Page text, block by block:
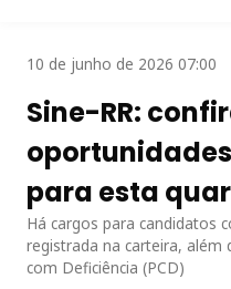
10 de junho de 2026 07:00
Sine-RR:
para esta
Há cargos para candidatos
registrada na carteira, além
com Deficiência (PCD)